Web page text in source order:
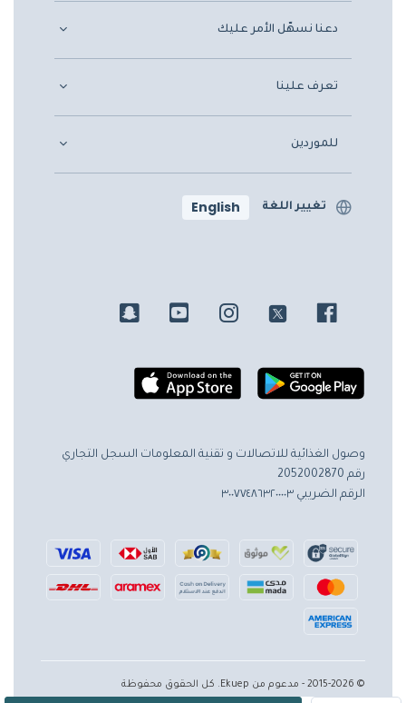
دعنا نسهّل الأمر عليك
تعرف علينا
للموردين
تغيير اللغة English
وصول الغذائية للاتصالات و تقنية المعلومات السجل التجاري
رقم 2052002870
الرقم الضريبي ٣٠٠٧٧٤٨٦٣٢٠٠٠٠٣
© 2015-2026 - مدعوم من Ekuep. كل الحقوق محفوظة